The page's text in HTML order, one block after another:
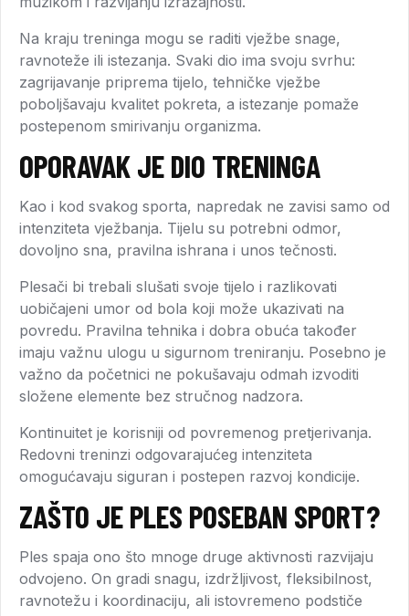
Na kraju treninga mogu se raditi vježbe snage,
ravnoteže ili istezanja. Svaki dio ima svoju svrhu:
zagrijavanje priprema tijelo, tehničke vježbe
poboljšavaju kvalitet pokreta, a istezanje pomaže
postepenom smirivanju organizma.
OPORAVAK JE DIO TRENINGA
Kao i kod svakog sporta, napredak ne zavisi samo od
intenziteta vježbanja. Tijelu su potrebni odmor,
dovoljno sna, pravilna ishrana i unos tečnosti.
Plesači bi trebali slušati svoje tijelo i razlikovati
uobičajeni umor od bola koji može ukazivati na
povredu. Pravilna tehnika i dobra obuća također
imaju važnu ulogu u sigurnom treniranju. Posebno je
važno da početnici ne pokušavaju odmah izvoditi
složene elemente bez stručnog nadzora.
Kontinuitet je korisniji od povremenog pretjerivanja.
Redovni treninzi odgovarajućeg intenziteta
omogućavaju siguran i postepen razvoj kondicije.
ZAŠTO JE PLES POSEBAN SPORT?
Ples spaja ono što mnoge druge aktivnosti razvijaju
odvojeno. On gradi snagu, izdržljivost, fleksibilnost,
ravnotežu i koordinaciju, ali istovremeno podstiče